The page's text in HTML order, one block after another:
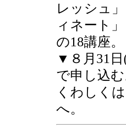
レッシュ
ィネート
の18講座
▼８月31
で申し込
くわしく
へ。